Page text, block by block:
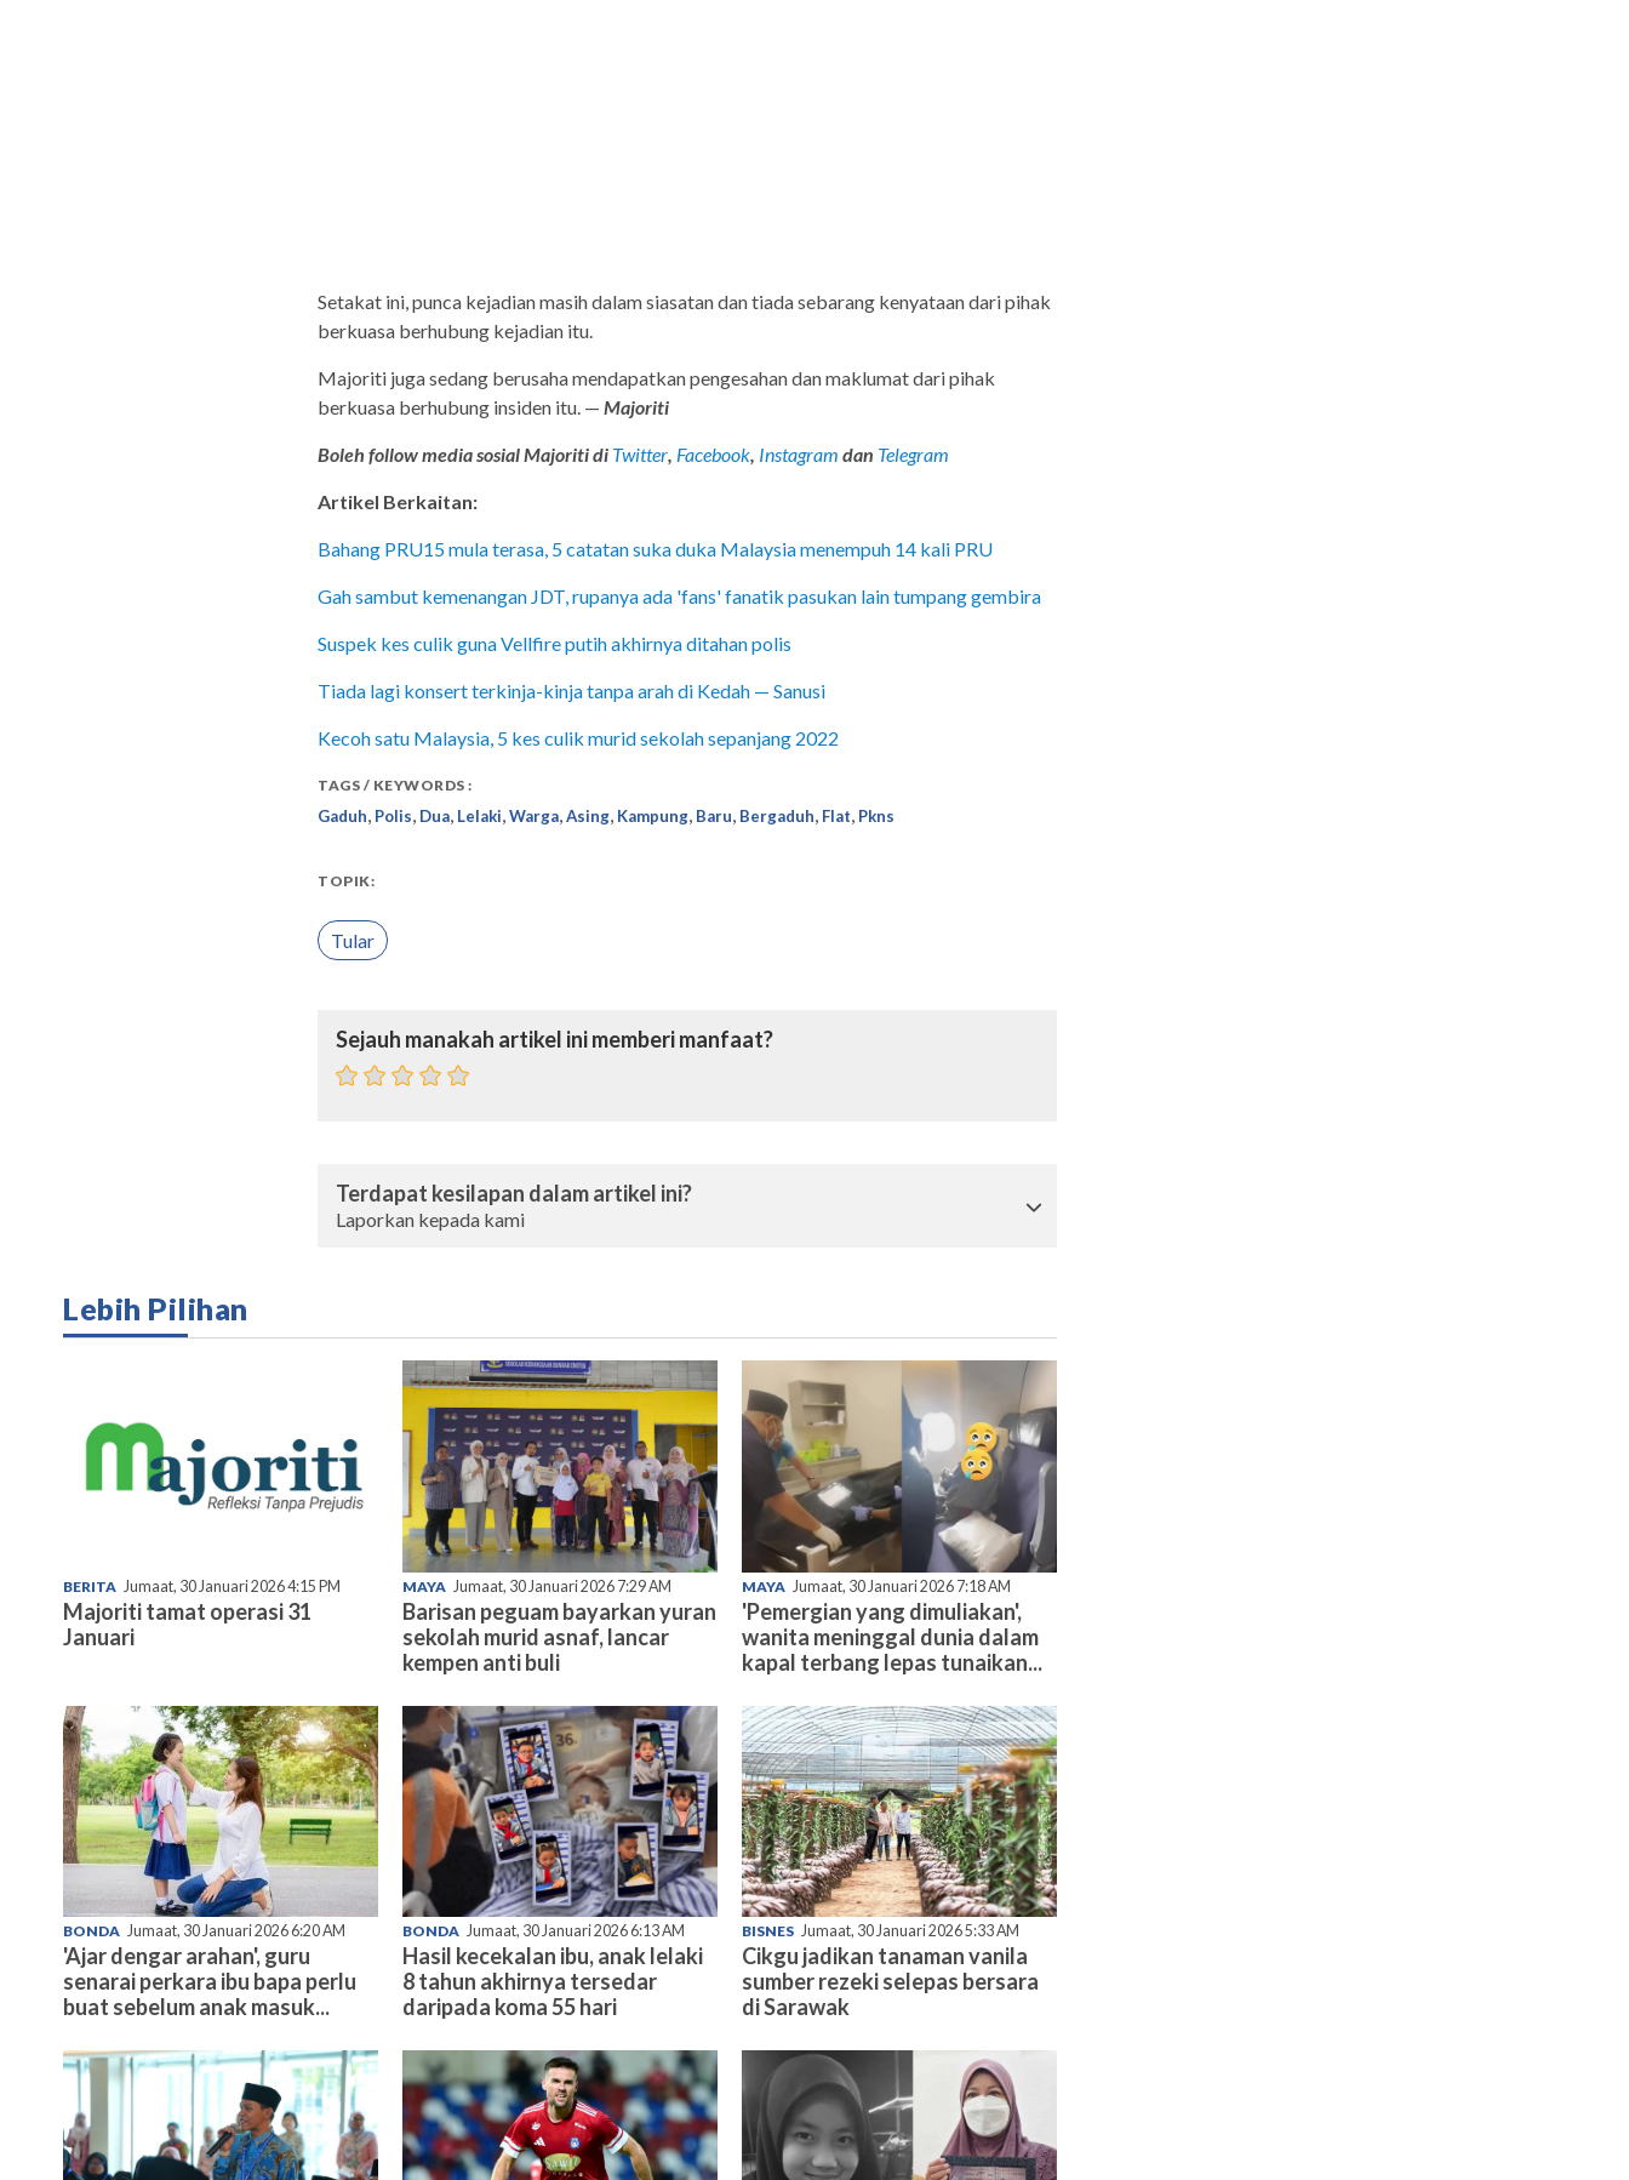
Setakat ini, punca kejadian masih dalam siasatan dan tiada sebarang kenyataan dari pihak
berkuasa berhubung kejadian itu.
Majoriti juga sedang berusaha mendapatkan pengesahan dan maklumat dari pihak
berkuasa berhubung insiden itu. — Majoriti
Boleh follow media sosial Majoriti di Twitter, Facebook, Instagram dan Telegram
Artikel Berkaitan:
Bahang PRU15 mula terasa, 5 catatan suka duka Malaysia menempuh 14 kali PRU
Gah sambut kemenangan JDT, rupanya ada 'fans' fanatik pasukan lain tumpang gembira
Suspek kes culik guna Vellfire putih akhirnya ditahan polis
Tiada lagi konsert terkinja-kinja tanpa arah di Kedah — Sanusi
Kecoh satu Malaysia, 5 kes culik murid sekolah sepanjang 2022
TAGS / KEYWORDS :
Gaduh, Polis, Dua, Lelaki,Warga,Asing, Kampung, Baru, Bergaduh, Flat, Pkns
TOPIK:
Tular
Sejauh manakah artikel ini memberi manfaat?
Terdapat kesilapan dalam artikel ini?
Laporkan kepada kami
Lebih Pilihan
BERITA Jumaat, 30 Januari 2026 4:15 PM
Majoriti tamat operasi 31
Januari
MAYA Jumaat, 30 Januari 2026 7:29 AM
Barisan peguam bayarkan yuran
sekolah murid asnaf, lancar
kempen anti buli
MAYA Jumaat, 30 Januari 2026 7:18 AM
'Pemergian yang dimuliakan',
wanita meninggal dunia dalam
kapal terbang lepas tunaikan...
BONDA Jumaat, 30 Januari 2026 6:20 AM
'Ajar dengar arahan', guru
senarai perkara ibu bapa perlu
buat sebelum anak masuk...
BONDA Jumaat, 30 Januari 2026 6:13 AM
Hasil kecekalan ibu, anak lelaki
8 tahun akhirnya tersedar
daripada koma 55 hari
BISNES Jumaat, 30 Januari 2026 5:33 AM
Cikgu jadikan tanaman vanila
sumber rezeki selepas bersara
di Sarawak